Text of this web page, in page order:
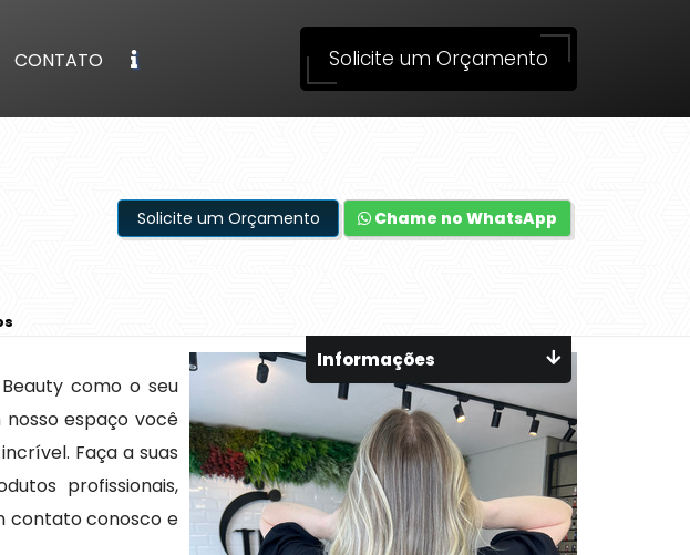
CONTATO Solicite um Orçamento
Solicite um Orçamento Chame no WhatsApp
como o seu
nosso espaço você
Faça a suas
profissionais,
contato conosco e
Informações